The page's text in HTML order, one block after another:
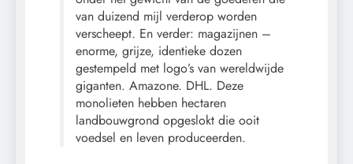
van duizend mijl verderop worden
verscheept. En verder: magazijnen –
enorme, grijze, identieke dozen
gestempeld met logo’s van wereldwijde
giganten. Amazone. DHL. Deze
monolieten hebben hectaren
landbouwgrond opgeslokt die ooit
voedsel en leven produceerden.